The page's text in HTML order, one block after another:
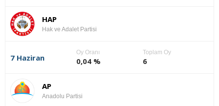
HAP
Hak ve Adalet Partisi
7 Haziran
Oy Oranı
0,04 %
Toplam Oy
6
AP
Anadolu Partisi